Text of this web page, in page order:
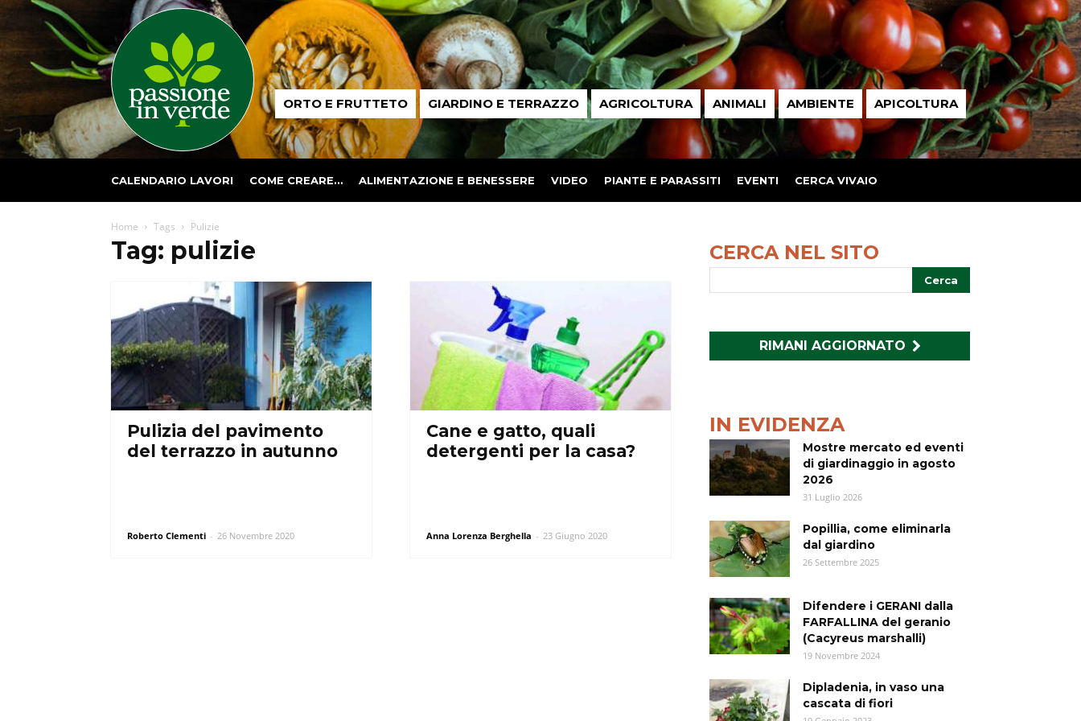
Passione
in ORTO E FRUTTETO GIARDINO E TERRAZZO AGRICOLTURA ANIMALI AMBIENTE APICOLTURA
CALENDARIO LAVORI COME CREARE… ALIMENTAZIONE E BENESSERE VIDEO PIANTE E PARASSITI EVENTI CERCA VIVAIO
Home Tags Pulizie
Tag: pulizie
Pulizia del pavimento
del terrazzo in autunno
Roberto Clementi - 26 Novembre 2020
Cane e gatto, quali
detergenti per la casa?
Anna Lorenza Berghella - 23 Giugno 2020
CERCA NEL SITO
RIMANI AGGIORNATO
IN EVIDENZA
Mostre mercato ed eventi
di giardinaggio in agosto
2026
31 Luglio 2026
Popillia, come eliminarla
dal giardino
26 Settembre 2025
Difendere i GERANI dalla
FARFALLINA del geranio
(Cacyreus marshalli)
19 Novembre 2024
Dipladenia, in vaso una
cascata di fiori